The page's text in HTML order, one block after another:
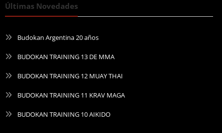
Últimas Novedades
Budokan Argentina 20 años
BUDOKAN TRAINING 13 DE MMA
BUDOKAN TRAINING 12 MUAY THAI
BUDOKAN TRAINING 11 KRAV MAGA
BUDOKAN TRAINING 10 AIKIDO